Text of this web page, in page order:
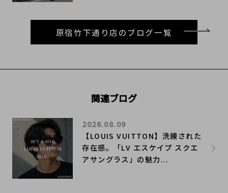
原宿竹下通り店のブログ一覧
関連ブログ
【LOUIS VUITTON】洗練された
存在感。「LV エスケイプ スクエ
アサングラス」の魅力...
2026.08.09